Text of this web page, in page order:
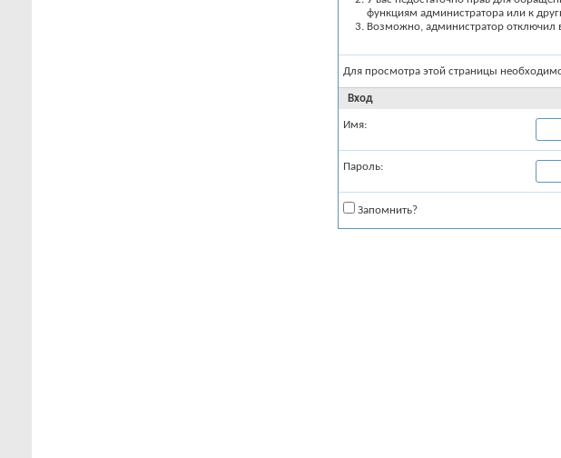
функциям администратора или к
Возможно, администратор отключил
Для просмотра этой страницы
Вход
Имя:
Пароль:
Запомнить?